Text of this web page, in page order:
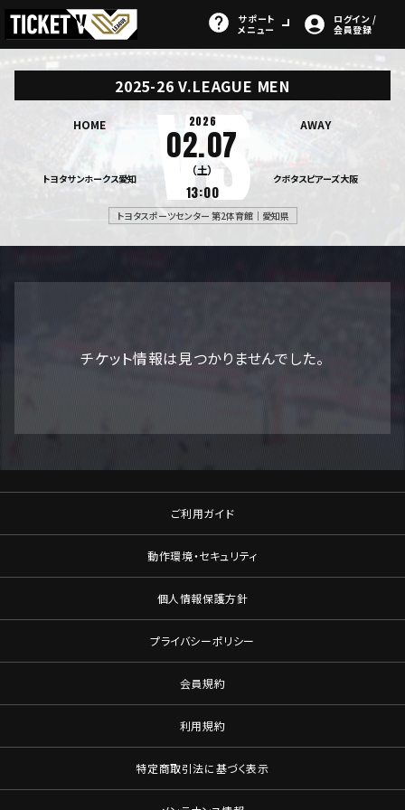
サポート
メニュー
ログイン /
会員登録
2025-26 V.LEAGUE MEN
HOME
トヨタサンホークス愛知
2026
02.07
（土）
13:00
AWAY
クボタスピアーズ大阪
トヨタスポーツセンター 第2体育館｜愛知県
チケット情報は見つかりませんでした。
ご利用ガイド
動作環境・セキュリティ
個人情報保護方針
プライバシーポリシー
会員規約
利用規約
特定商取引法に基づく表示